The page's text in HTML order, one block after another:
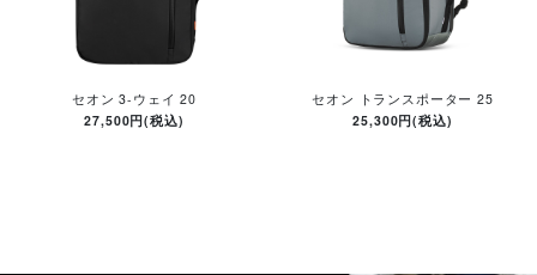
セオン 3-ウェイ 20
27,500円(税込)
セオン トランスポーター 25
25,300円(税込)